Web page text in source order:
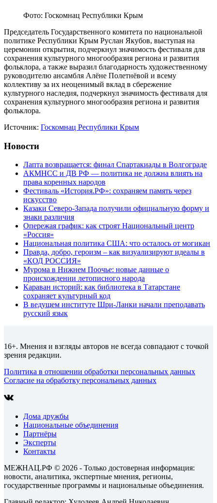
Фото: Госкомнац Республики Крым
Председатель Государственного комитета по национальной
политике Республики Крым Руслан Якубов, выступая на
церемонии открытия, подчеркнул значимость фестиваля для
сохранения культурного многообразия региона и развития
фольклора, а также выразил благодарность художественному
руководителю ансамбля Алёне Полетнёвой и всему
коллективу за их неоценимый вклад в сбережение
культурного наследия, подчеркнул значимость фестиваля для
сохранения культурного многообразия региона и развития
фольклора.
Источник: Госкомнац Республики Крым
Новости
Лапта возвращается: финал Спартакиады в Волгограде
АКМНСС и ДВ РФ — политика не должна влиять на
права коренных народов
Фестиваль «История.РФ»: сохраняем память через
искусство
Казаки Северо-Запада получили официальную форму и
знаки различия
Опережая график: как строят Национальный центр
«Россия»
Национальная политика США: что осталось от могикан
Правда, добро, героизм – как визуализируют идеалы в
«КОД РОССИЯ»
Мурома в Нижнем Поочье: новые данные о
происхождении летописного народа
Караван историй: как библиотека в Татарстане
сохраняет культурный код
В ведущем институте Шри-Ланки начали преподавать
русский язык
16+. Мнения и взгляды авторов не всегда совпадают с точкой
зрения редакции.
Политика в отношении обработки персональных данных
Согласие на обработку персональных данных
Дома дружбы
Национальные объединения
Партнёры
Эксперты
Контакты
МЕЖНАЦ.РФ © 2026 - Только достоверная информация:
новости, аналитика, экспертные мнения, регионы,
государственные программы и национальные объединения.